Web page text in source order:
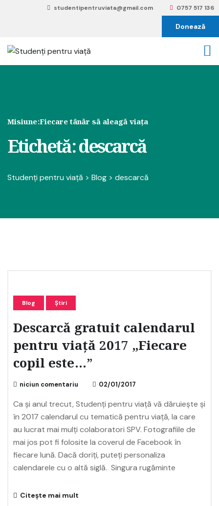
studentipentruviata@gmail.com 0757 517 136
Donează
Misiune:Fiecare tânăr să aleagă viața
Etichetă:descarcă
Studenți pentru viață > Blog > descarcă
Blog Știri
Descarcă gratuit calendarul
pentru viață 2017 „Fiecare
copil este…”
niciun comentariu 02/01/2017
Ca și anul trecut, Studenți pentru viață vă dăruiește și
în 2017 calendarul cu tematică pentru viață, la care
au lucrat mai mulți colaboratori SPV. Fotografiile de
mai jos pot fi folosite la coverul de Facebook în
fiecare lună. Dacă doriți, puteţi personaliza
calendarele cu o altă siglă. Singura rugăminte
Citește mai mult